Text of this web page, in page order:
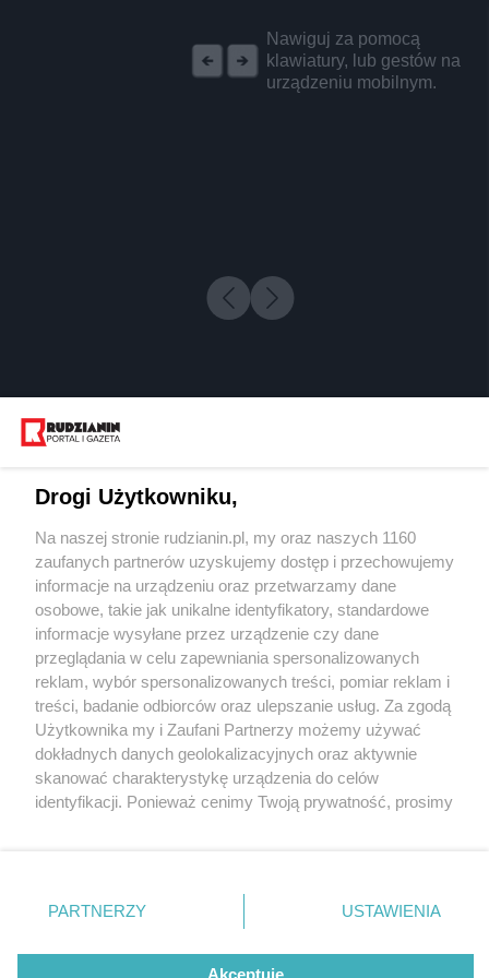
Nawiguj za pomocą
klawiatury, lub gestów na
urządzeniu mobilnym.
1 / 0
Wydawca mediów
Nie zapomnij
zapoznać się z:
polityką prywatności regulamin korzystania z portali
Twojemiasto
Piekary Śląskie
Chorzów
Tarnowskie Góry
Gliwice
Skontakuj sięz nami
Kontakt
Wydawca
Redakcja
Drogi Użytkowniku,
Na naszej stronie rudzianin.pl, my oraz naszych 1160
zaufanych partnerów uzyskujemy dostęp i przechowujemy
informacje na urządzeniu oraz przetwarzamy dane
osobowe, takie jak unikalne identyfikatory, standardowe
informacje wysyłane przez urządzenie czy dane
przeglądania w celu zapewniania spersonalizowanych
reklam, wybór spersonalizowanych treści, pomiar reklam i
treści, badanie odbiorców oraz ulepszanie usług. Za zgodą
Użytkownika my i Zaufani Partnerzy możemy używać
dokładnych danych geolokalizacyjnych oraz aktywnie
skanować charakterystykę urządzenia do celów
identyfikacji. Ponieważ cenimy Twoją prywatność, prosimy
prywatności znajdujący się w lewym dolnym rogu strony
. Niektóre rodzaje przetwarzania danych nie wymagają
zgody użytkownika, ale masz prawo sprzeciwić się
takiemu przetwarzaniu. Preferencje będą miały
PARTNERZY USTAWIENIA
Akceptuję